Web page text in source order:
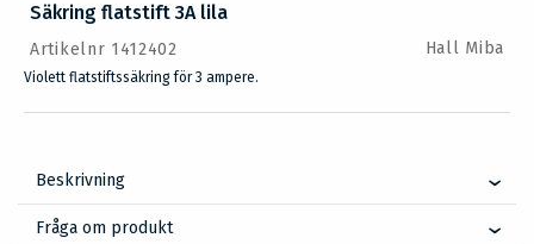
Säkring flatstift 3A lila
Artikelnr 1412402 Hall Miba
Violett flatstiftssäkring för 3 ampere.
Beskrivning
Fråga om produkt